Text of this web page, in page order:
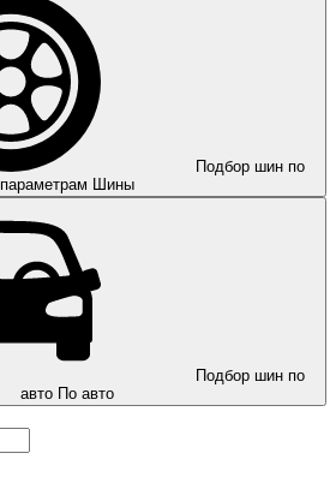
Подбор шин по
параметрам
Шины
Подбор шин по
авто По авто